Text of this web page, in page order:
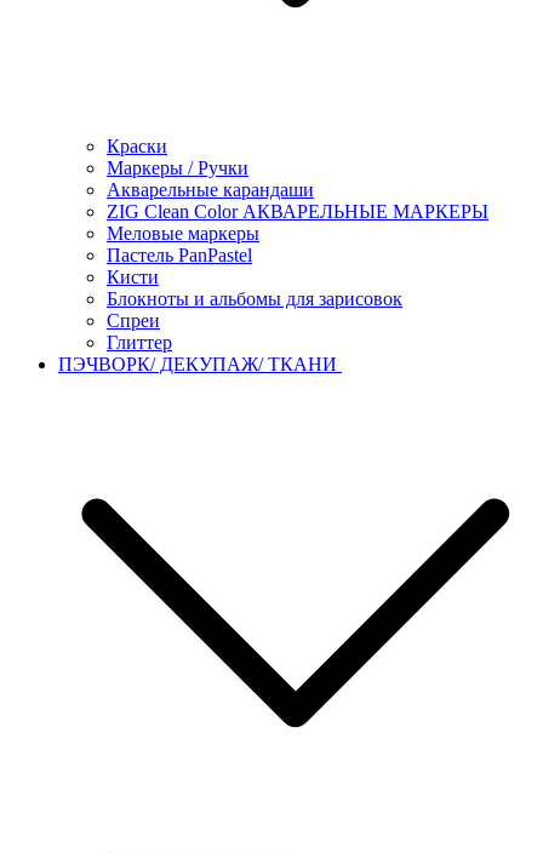
Краски
Маркеры / Ручки
Акварельные карандаши
ZIG Clean Color АКВАРЕЛЬНЫЕ МАРКЕРЫ
Меловые маркеры
Пастель PanPastel
Кисти
Блокноты и альбомы для зарисовок
Спреи
Глиттер
ПЭЧВОРК/ ДЕКУПАЖ/ ТКАНИ